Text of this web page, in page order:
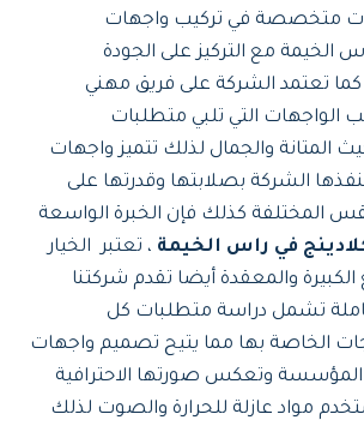
متخصصة في تركيب واجهات
مع التركيز على الجودة
كما تعتمد الشركة على فريق مهني
التي تلبي متطلبات
والجمال لذلك تتميز واجهات
الشركة بصلابتها وقدرتها على
المختلفة كذلك فإن الخبرة الواسعة
في راس الخيمة ، تعتبر الخيار
والمعقدة أيضا تقدم شركتنا
تشمل دراسة متطلبات كل
الخاصة بها مما يتيح تصميم واجهات
وتعكس صورتها الاحترافية
مواد عازلة للحرارة والصوت لذلك